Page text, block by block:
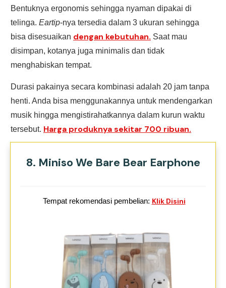
Bentuknya ergonomis sehingga nyaman dipakai di
telinga. Eartip-nya tersedia dalam 3 ukuran sehingga
bisa disesuaikan dengan kebutuhan. Saat mau
disimpan, kotanya juga minimalis dan tidak
menghabiskan tempat.
Durasi pakainya secara kombinasi adalah 20 jam tanpa
henti. Anda bisa menggunakannya untuk mendengarkan
musik hingga mengistirahatkannya dalam kurun waktu
tersebut. Harga produknya sekitar 700 ribuan.
8. Miniso We Bare Bear Earphone
Tempat rekomendasi pembelian: Klik Disini